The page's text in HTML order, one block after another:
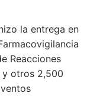
la entrega en
Reacciones
y otros 2,500